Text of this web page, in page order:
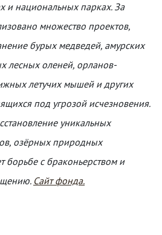
и национальных парках. За
множество проектов,
бурых медведей, амурских
лесных оленей, орланов-
летучих мышей и других
под угрозой исчезновения.
уникальных
озёрных природных
борьбе с браконьерством и
Сайт фонда.